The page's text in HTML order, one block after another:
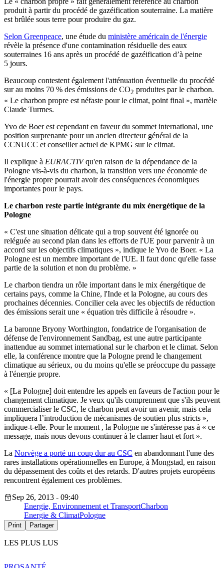
produit à partir du procédé de gazéification souterraine. La matière
est brûlée sous terre pour produire du gaz.
Selon Greenpeace, une étude du ministère américain de l'énergie
révèle la présence d'une contamination résiduelle des eaux
souterraines 16 ans après un procédé de gazéification d’à peine
5 jours.
Beaucoup contestent également l'atténuation éventuelle du procédé
sur au moins 70 % des émissions de CO2 produites par le charbon.
« Le charbon propre est néfaste pour le climat, point final », martèle
Claude Turmes.
Yvo de Boer est cependant en faveur du sommet international, une
position surprenante pour un ancien directeur général de la
CCNUCC et conseiller actuel de KPMG sur le climat.
Il explique à EURACTIVqu'en raison de la dépendance de la
Pologne vis-à-vis du charbon, la transition vers une économie de
l'énergie propre pourrait avoir des conséquences économiques
importantes pour le pays.
Le charbon reste partie intégrante du mix énergétique de la
Pologne
« C'est une situation délicate qui a trop souvent été ignorée ou
reléguée au second plan dans les efforts de l'UE pour parvenir à un
accord sur les objectifs climatiques », indique leYvo de Boer. « La
Pologne est un membre important de l'UE. Il faut donc qu'elle fasse
partie de la solution et non du problème. »
Le charbon tiendra un rôle important dans le mix énergétique de
certains pays, comme la Chine, l'Inde et la Pologne, au cours des
prochaines décennies. Concilier cela avec les objectifs de réduction
des émissions serait une « équation très difficile à résoudre ».
La baronne Bryony Worthington, fondatrice de l'organisation de
défense de l'environnement Sandbag, est une autre participante
inattendue au sommet international sur le charbon et le climat. Selon
elle, la conférence montre que la Pologne prend le changement
climatique au sérieux, ou du moins qu'elle se préoccupe du passage
à l'énergie propre.
« [La Pologne] doit entendre les appels en faveurs de l'action pour le
changement climatique. Je veux qu'ils comprennent que s'ils peuvent
commercialiser le CSC, le charbon peut avoir un avenir, mais cela
impliquera l’introduction de mécanismes de soutien plus stricts »,
indique-t-elle. Pour le moment , la Pologne ne s'intéresse pas à « ce
message, mais nous devons continuer à le clamer haut et fort ».
La Norvège a porté un coup dur au CSC en abandonnant l'une des
rares installations opérationnelles en Europe, à Mongstad, en raison
du dépassement des coûts et des retards. D'autres projets européens
rencontrent également ces problèmes.
Sep 26, 2013 - 09:40
Energie, Environnement et TransportCharbon
Energie & ClimatPologne
Print Partager
LES PLUS LUS